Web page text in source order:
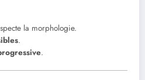
la morphologie.
.
.